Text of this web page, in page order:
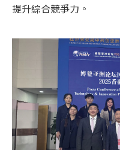
提升綜合競爭力。